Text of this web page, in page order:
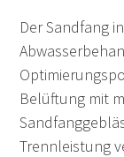
Der Sandfang
Belüftung mit
Trennleistung